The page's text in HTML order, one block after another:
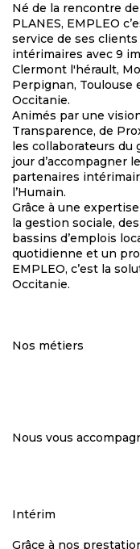
Né de la rencontre
PLANES, EMPLEO
service de ses
intérimaires avec 9
Clermont l'hérault,
Perpignan, Toulouse
Occitanie.
Animés par une
Transparence, de
les collaborateurs du
jour d’accompagner
partenaires
l’Humain.
Grâce à une
la gestion sociale,
bassins d’emplois
quotidienne et un
EMPLEO, c’est la
Occitanie.
Nos métiers
Nous vous
Intérim
Grâce à nos